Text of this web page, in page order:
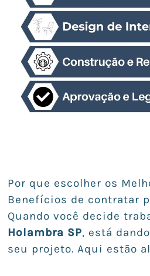
Por que escolher os
Benefícios de contratar
Quando você decide
Holambra SP, está
seu projeto. Aqui estão